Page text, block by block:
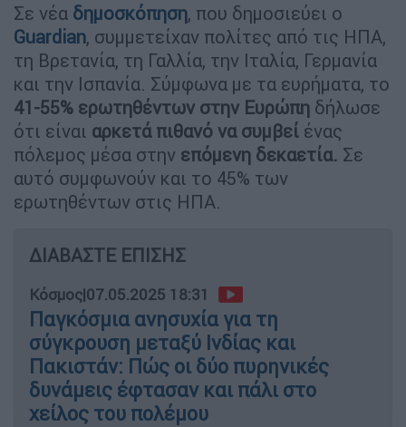
Σε νέα δημοσκόπηση, που δημοσιεύει ο
Guardian, συμμετείχαν πολίτες από τις ΗΠΑ,
τη Βρετανία, τη Γαλλία, την Ιταλία, Γερμανία
και την Ισπανία. Σύμφωνα με τα ευρήματα, το
41-55% ερωτηθέντων στην Ευρώπη δήλωσε
ότι είναι αρκετά πιθανό να συμβεί ένας
πόλεμος μέσα στην επόμενη δεκαετία. Σε
αυτό συμφωνούν και το 45% των
ερωτηθέντων στις ΗΠΑ.
ΔΙΑΒΑΣΤΕ ΕΠΙΣΗΣ
Κόσμος|07.05.2025 18:31
Παγκόσμια ανησυχία για τη
σύγκρουση μεταξύ Ινδίας και
Πακιστάν: Πώς οι δύο πυρηνικές
δυνάμεις έφτασαν και πάλι στο
χείλος του πολέμου